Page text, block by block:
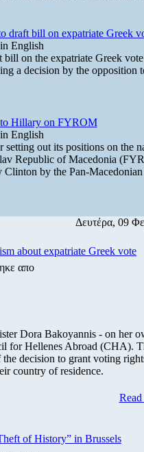
draft bill on expatriate Greek
English
bill on the expatriate Greek
a decision by the opposition
Hillary on FYROM
English
setting out its positions on the
Republic of Macedonia
Clinton by the Pan-
Δευτέρα, 09
about expatriate Greek vote
απο
Dora Bakoyannis - on her
for Hellenes Abroad (CHA).
the decision to grant voting
country of residence.
of History” in Brussels